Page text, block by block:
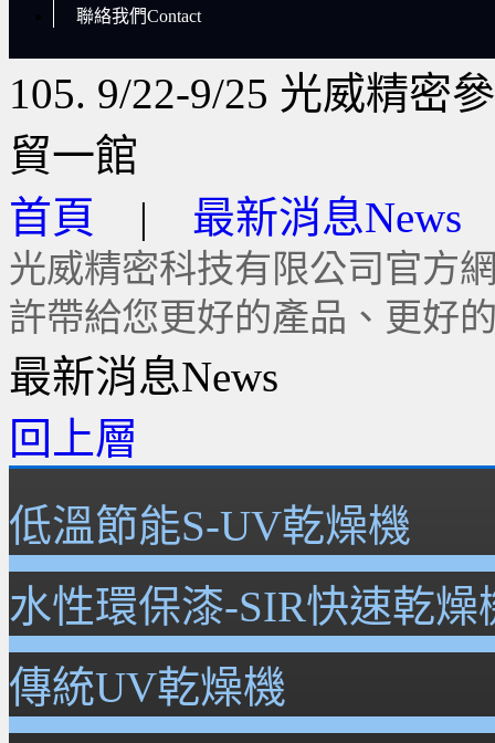
聯絡我們Contact
105. 9/22-9/25 光威精密
貿一館
首頁 | 最新消息News
光威精密科技有限公司官方
許帶給您更好的產品、更好
最新消息News
回上層
低溫節能S-UV乾燥機
水性環保漆-SIR快速乾燥
傳統UV乾燥機